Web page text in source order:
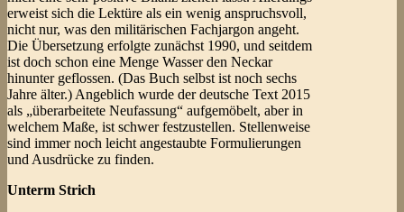
erweist sich die Lektüre als ein wenig anspruchsvoll,
nicht nur, was den militärischen Fachjargon angeht.
Die Übersetzung erfolgte zunächst 1990, und seitdem
ist doch schon eine Menge Wasser den Neckar
hinunter geflossen. (Das Buch selbst ist noch sechs
Jahre älter.) Angeblich wurde der deutsche Text 2015
als „überarbeitete Neufassung“ aufgemöbelt, aber in
welchem Maße, ist schwer festzustellen. Stellenweise
sind immer noch leicht angestaubte Formulierungen
und Ausdrücke zu finden.
Unterm Strich